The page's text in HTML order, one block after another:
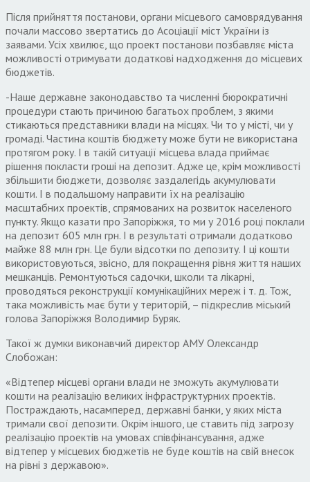
Після прийняття постанови, органи місцевого самоврядування
почали массово звертатись до Асоціації міст України із
заявами. Усіх хвилює, що проект постанови позбавляє міста
можливості отримувати додаткові надходження до місцевих
бюджетів.
-Наше державне законодавство та численні бюрократичні
процедури стають причиною багатьох проблем, з якими
стикаються представники влади на місцях. Чи то у місті, чи у
громаді. Частина коштів бюджету може бути не використана
протягом року. І в такій ситуації місцева влада приймає
рішення покласти гроші на депозит. Адже це, крім можливості
збільшити бюджети, дозволяє заздалегідь акумулювати
кошти. І в подальшому направити їх на реалізацію
масштабних проектів, спрямованих на розвиток населеного
пункту. Якщо казати про Запоріжжя, то ми у 2016 році поклали
на депозит 605 млн грн. І в результаті отримали додатково
майже 88 млн грн. Це були відсотки по депозиту. І ці кошти
використовуються, звісно, для покращення рівня життя наших
мешканців. Ремонтуються садочки, школи та лікарні,
проводяться реконструкції комунікаційних мереж і т. д. Тож,
така можливість має бути у територій, – підкреслив міський
голова Запоріжжя Володимир Буряк.
Такої ж думки виконавчий директор АМУ Олександр
Слобожан:
«Відтепер місцеві органи влади не зможуть акумулювати
кошти на реалізацію великих інфраструктурних проектів.
Постраждають, насамперед, державні банки, у яких міста
тримали свої депозити. Окрім іншого, це ставить під загрозу
реалізацію проектів на умовах співфінансування, адже
відтепер у місцевих бюджетів не буде коштів на свій внесок
на рівні з державою».